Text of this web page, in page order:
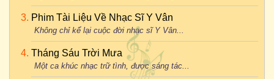
Phim Tài Liệu Về Nhạc Sĩ Y Vân
Không chỉ kể lại cuộc đời nhạc sĩ Y Vân...
Tháng Sáu Trời Mưa
Một ca khúc nhạc trữ tình, được sáng tác...